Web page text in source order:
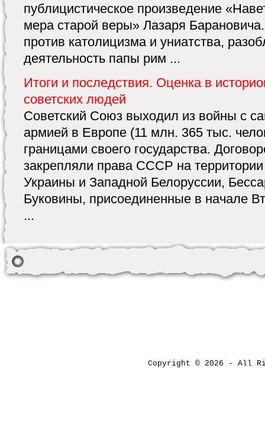
публицистическое произведение
мера старой веры» Лазаря
против католицизма и униатства,
деятельность папы рим ...
Итоги и последствия. Оценка в
советских людей
Советский Союз выходил из войны с
армией в Европе (11 млн. 365 тыс.
границами своего государства.
закрепляли права СССР на
Украины и Западной Белоруссии,
Буковины, присоединенные в начале
...
Copyright © 2026 - All